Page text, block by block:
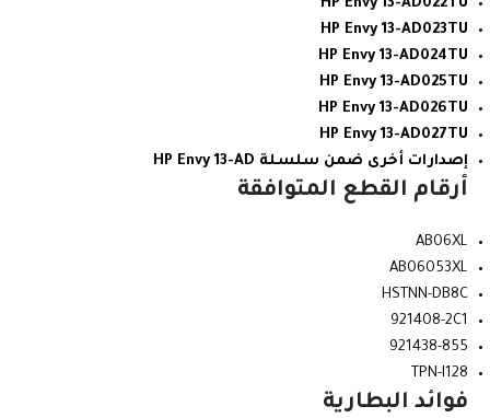
HP Envy 13-AD022TU
HP Envy 13-AD023TU
HP Envy 13-AD024TU
HP Envy 13-AD025TU
HP Envy 13-AD026TU
HP Envy 13-AD027TU
إصدارات أخرى ضمن سلسلة HP Envy 13-AD
أرقام القطع المتوافقة
AB06XL
AB06053XL
HSTNN-DB8C
921408-2C1
921438-855
TPN-I128
فوائد البطارية